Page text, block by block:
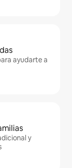
ayudarte a
y